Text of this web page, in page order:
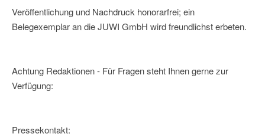
Veröffentlichung und Nachdruck honorarfrei; ein
Belegexemplar an die JUWI GmbH wird freundlichst erbeten.
Achtung Redaktionen - Für Fragen steht Ihnen gerne zur
Verfügung:
Pressekontakt: